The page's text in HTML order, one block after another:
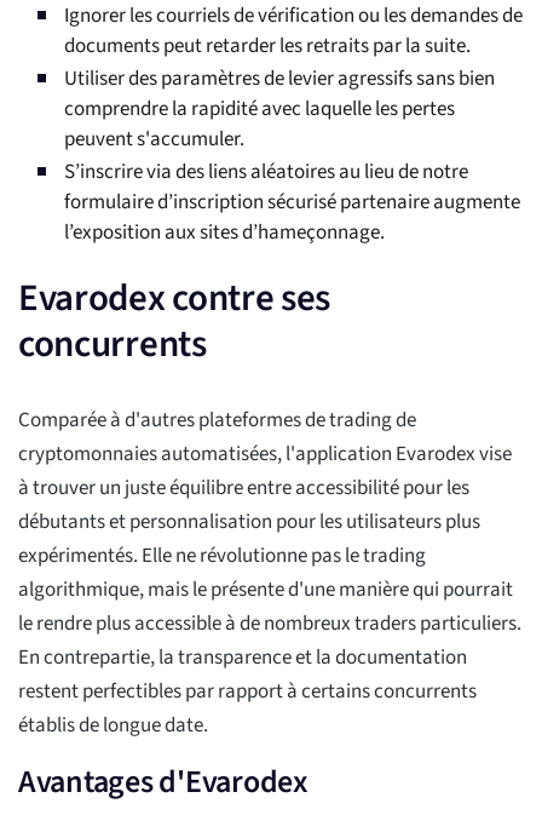
Ignorer les courriels de vérification ou les demandes de
documents peut retarder les retraits par la suite.
Utiliser des paramètres de levier agressifs sans bien
comprendre la rapidité avec laquelle les pertes
peuvent s'accumuler.
S’inscrire via des liens aléatoires au lieu de notre
formulaire d’inscription sécurisé partenaire augmente
l’exposition aux sites d’hameçonnage.
Evarodex contre ses
concurrents
Comparée à d'autres plateformes de trading de
cryptomonnaies automatisées, l'application Evarodex vise
à trouver un juste équilibre entre accessibilité pour les
débutants et personnalisation pour les utilisateurs plus
expérimentés. Elle ne révolutionne pas le trading
algorithmique, mais le présente d'une manière qui pourrait
le rendre plus accessible à de nombreux traders particuliers.
En contrepartie, la transparence et la documentation
restent perfectibles par rapport à certains concurrents
établis de longue date.
Avantages d'Evarodex